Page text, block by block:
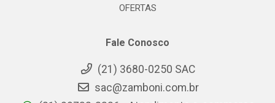
OFERTAS
Fale Conosco
(21) 3680-0250 SAC
sac@zamboni.com.br